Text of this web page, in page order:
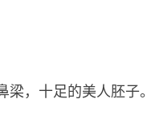
，十足的美人胚子。